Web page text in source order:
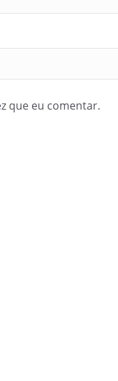
que eu comentar.